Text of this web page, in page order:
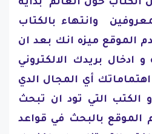
الكتاب حول العالم بداية
وانتهاء بالكتاب
الموقع ميزه انك بعد ان
ادخال بريدك الالكتروني
أي المجال الدي
الكتب التي تود ان تبحث
بالبحث في قواعد